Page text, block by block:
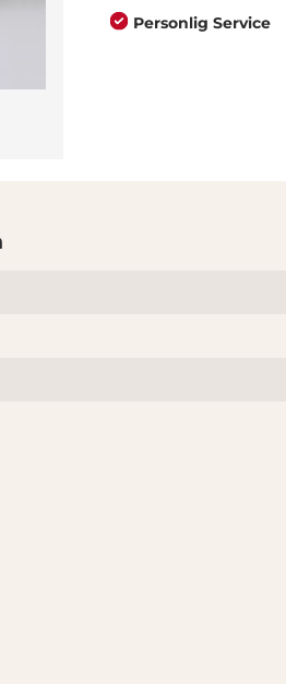
Personlig Service